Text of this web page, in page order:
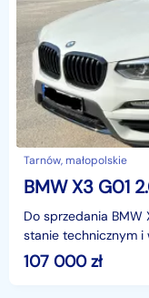
Tarnów, małopolskie
BMW X3 G01
Do sprzedania
stanie technicznym i
silnik pracuje
107 000zł